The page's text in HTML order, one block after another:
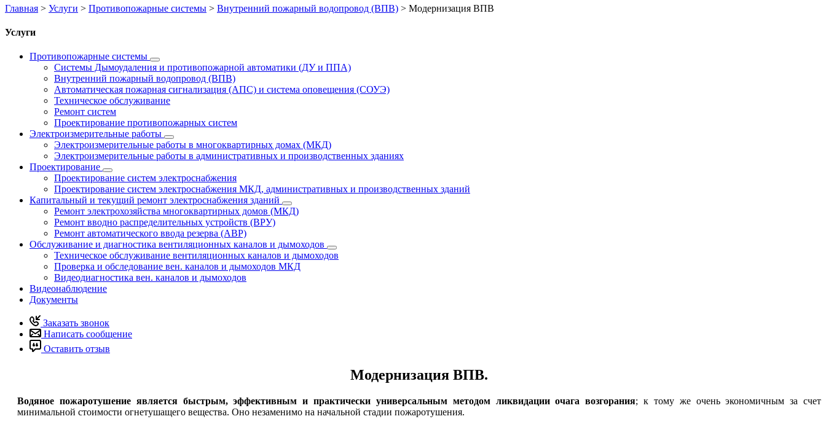
Главная > Услуги > Противопожарные системы > Внутренний пожарный водопровод (ВПВ) > Модернизация ВПВ
Услуги
Противопожарные системы
Системы Дымоудаления и противопожарной автоматики (ДУ и ППА)
Внутренний пожарный водопровод (ВПВ)
Автоматическая пожарная сигнализация (АПС) и система оповещения (СОУЭ)
Техническое обслуживание
Ремонт систем
Проектирование противопожарных систем
Электроизмерительные работы
Электроизмерительные работы в многоквартирных домах (МКД)
Электроизмерительные работы в административных и производственных зданиях
Проектирование
Проектирование систем электроснабжения
Проектирование систем электроснабжения МКД, административных и производственных зданий
Капитальный и текущий ремонт электроснабжения зданий
Ремонт электрохозяйства многоквартирных домов (МКД)
Ремонт вводно распределительных устройств (ВРУ)
Ремонт автоматического ввода резерва (АВР)
Обслуживание и диагностика вентиляционных каналов и дымоходов
Техническое обслуживание вентиляционных каналов и дымоходов
Проверка и обследование вен. каналов и дымоходов МКД
Видеодиагностика вен. каналов и дымоходов
Видеонаблюдение
Документы
Заказать звонок
Написать сообщение
Оставить отзыв
Модернизация ВПВ.
Водяное пожаротушение является быстрым, эффективным и практически универсальным методом ликвидации очага возгорания; к тому же очень экономичным за счет
минимальной стоимости огнетушащего вещества. Оно незаменимо на начальной стадии пожаротушения.